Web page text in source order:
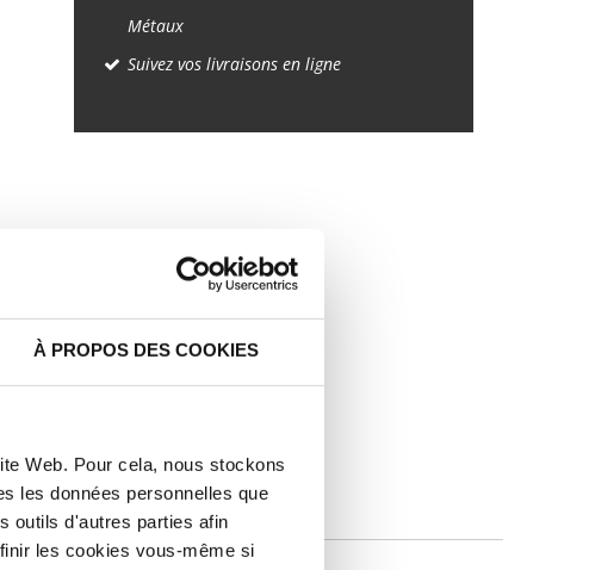
À PROPOS DES COOKIES
Web. Pour cela, nous stockons
les données personnelles que
outils d'autres parties afin
les cookies vous-même si
Métaux
Suivez vos livraisons en ligne